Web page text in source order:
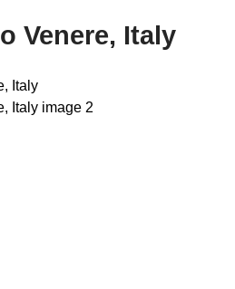
Venere, Italy